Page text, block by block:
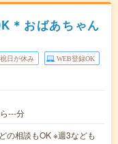
＊おばあちゃん
日が休み WEB登録OK
---分
の相談もOK ※週3なども